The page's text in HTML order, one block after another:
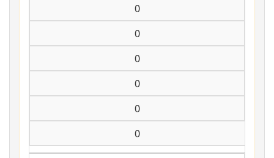
0
0
0
0
0
0